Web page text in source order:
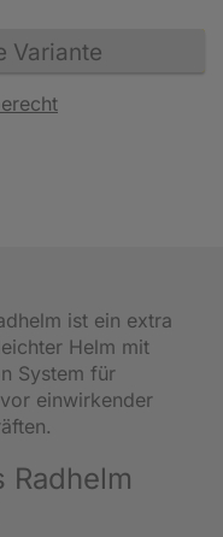
Variante
ist ein extra
Helm mit
System für
einwirkender
Radhelm